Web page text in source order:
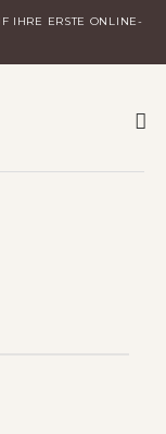
IHRE ERSTE ONLINE-